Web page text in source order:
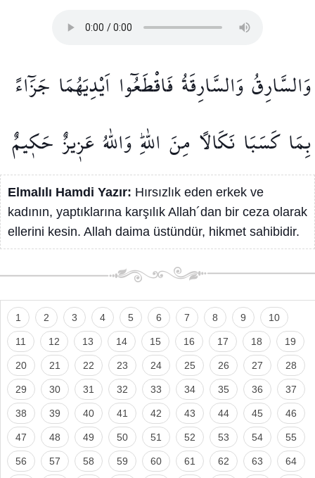
وَالسَّارِقُوَالسَّارِقَةُفَاقْطَعُٓوا اَيْدِيَهُمَا جَزَٓاءً
بِمَا كَسَبَا نَكَالًا مِنَ اللّٰهِۜوَاللّٰهُ عَز۪يزٌ حَك۪يمٌ
Elmalılı Hamdi Yazır: Hırsızlık eden erkek ve
kadının, yaptıklarına karşılık Allah´dan bir ceza olarak
ellerini kesin. Allah daima üstündür, hikmet sahibidir.
1 2 3 4 5 6 7 8 9 10
11 12 13 14 15 16 17 18 19
20 21 22 23 24 25 26 27 28
29 30 31 32 33 34 35 36 37
38 39 40 41 42 43 44 45 46
47 48 49 50 51 52 53 54 55
56 57 58 59 60 61 62 63 64